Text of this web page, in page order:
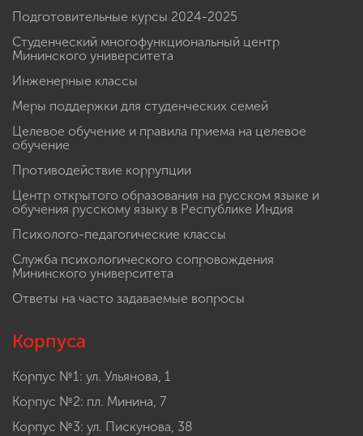
Подготовительные курсы 2024-2025
Студенческий многофункциональный центр
Мининского университета
Инженерные классы
Меры поддержки для студенческих семей
Целевое обучение и правила приема на целевое
обучение
Противодействие коррупции
Центр открытого образования на русском языке и
обучения русскому языку в Республике Индия
Психолого-педагогические классы
Служба психологического сопровождения
Мининского университета
Ответы на часто задаваемые вопросы
Корпуса
Корпус №1: ул. Ульянова, 1
Корпус №2: пл. Минина, 7
Корпус №3: ул. Пискунова, 38